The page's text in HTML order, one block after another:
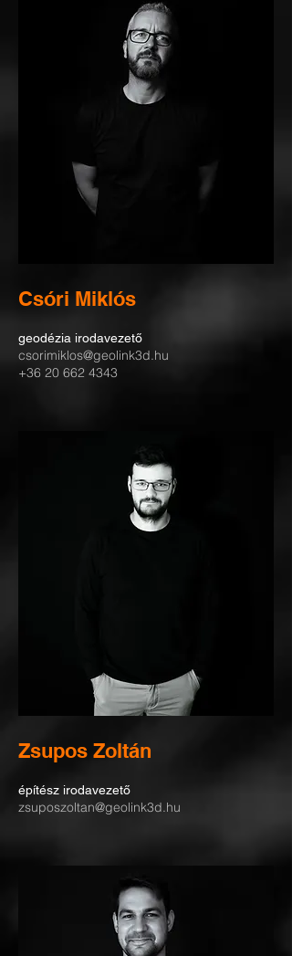
Csóri Miklós
geodézia irodavezető
csorimiklos@geolink3d.hu
+36 20 662 4343
Zsupos Zoltán
építész irodavezető
zsuposzoltan@geolink3d.hu